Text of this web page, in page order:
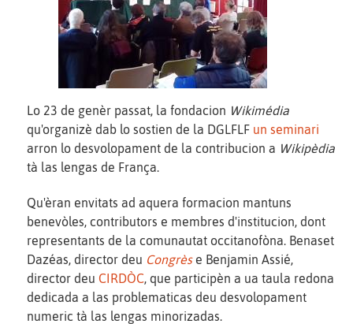
Lo 23 de genèr passat, la fondacion Wikimédia
qu'organizè dab lo sostien de la DGLFLF un seminari
arron lo desvolopament de la contribucion a Wikipèdia
tà las lengas de França.
Qu'èran envitats ad aquera formacion mantuns
benevòles, contributors e membres d'institucion, dont
representants de la comunautat occitanofòna. Benaset
Dazéas, director deu Congrèse Benjamin Assié,
director deu CIRDÒC , que participèn a ua taula redona
dedicada a las problematicas deu desvolopament
numeric tà las lengas minorizadas.